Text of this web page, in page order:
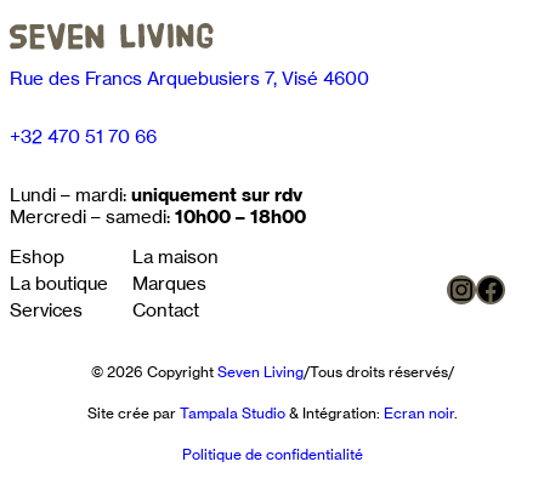
Rue des Francs Arquebusiers 7, Visé 4600
+32 470 51 70 66
Lundi – mardi: uniquement sur rdv
Mercredi – samedi: 10h00 – 18h00
Eshop
La boutique
Services
La maison
Marques
Contact
© 2026 Copyright Seven Living/Tous droits réservés/
Site crée par Tampala Studio& Intégration: Ecran noir.
Politique de confidentialité